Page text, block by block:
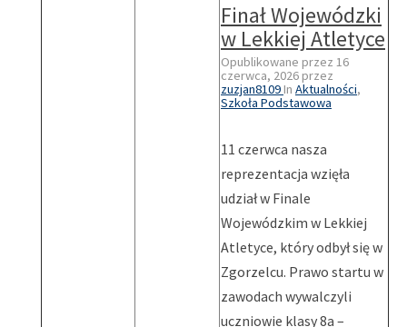
Finał Wojewódzki
w Lekkiej Atletyce
Opublikowane przez 16
czerwca, 2026 przez
zuzjan8109 In Aktualności,
Szkoła Podstawowa
11 czerwca nasza
reprezentacja wzięła
udział w Finale
Wojewódzkim w Lekkiej
Atletyce, który odbył się w
Zgorzelcu. Prawo startu w
zawodach wywalczyli
uczniowie klasy 8a –